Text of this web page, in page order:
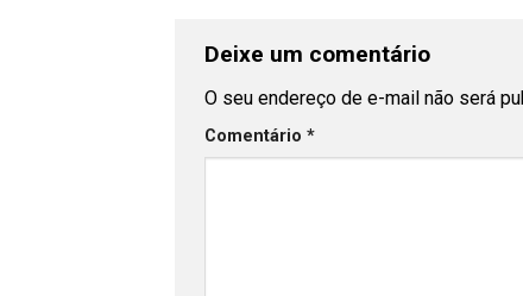
Deixe um comentário
O seu endereço de e-mail não será
Comentário *